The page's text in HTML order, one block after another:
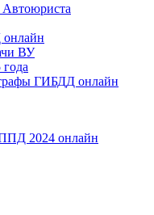
Автоюриста
ВУ
ГИБДД онлайн